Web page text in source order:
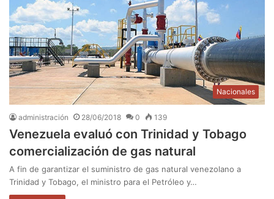
Nacionales
administración 28/06/2018 0 139
Venezuela evaluó con Trinidad y Tobago
comercialización de gas natural
A fin de garantizar el suministro de gas natural venezolano a
Trinidad y Tobago, el ministro para el Petróleo y…